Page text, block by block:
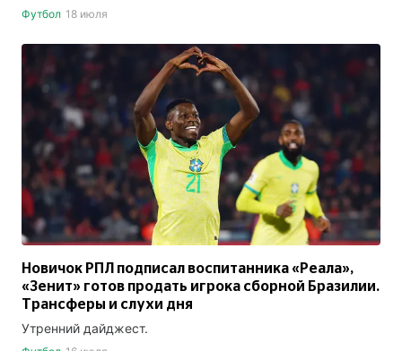
Футбол 18 июля
Новичок РПЛ подписал воспитанника «Реала»,
«Зенит» готов продать игрока сборной Бразилии.
Трансферы и слухи дня
Утренний дайджест.